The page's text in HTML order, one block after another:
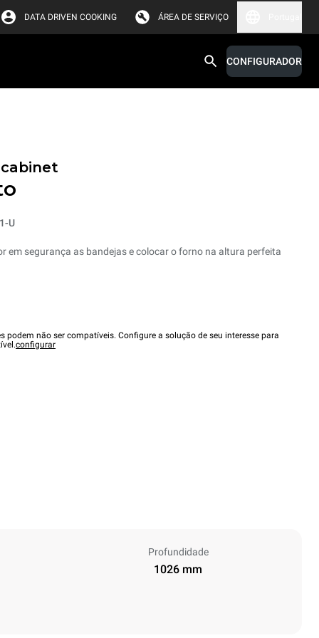
DATA DRIVEN COOKING ÁREA DE SERVIÇO
CONFIGURADOR
U
em segurança as bandejas e colocar o forno na altura perfeita
podem não ser compatíveis. Configure a solução de seu interesse para
configurar
Profundidade
1026 mm